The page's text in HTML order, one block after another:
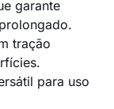
garante
tração
para uso